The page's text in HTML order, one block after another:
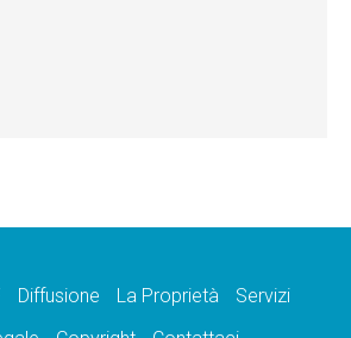
Diffusione La Proprietà
Servizi